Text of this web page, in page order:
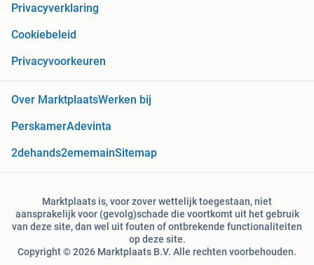
Privacyverklaring
Cookiebeleid
Privacyvoorkeuren
Over MarktplaatsWerken bij
PerskamerAdevinta
2dehands2ememainSitemap
Marktplaats is, voor zover wettelijk toegestaan, niet
aansprakelijk voor (gevolg)schade die voortkomt uit het gebruik
van deze site, dan wel uit fouten of ontbrekende functionaliteiten
op deze site.
Copyright © 2026 Marktplaats B.V. Alle rechten voorbehouden.